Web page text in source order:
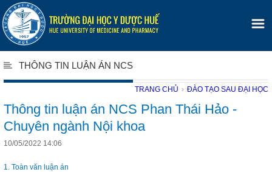
THÔNG TIN LUẬN ÁN NCS
TRANG CHỦ › ĐÀO TẠO SAU ĐẠI HỌC
Thông tin luận án NCS Phan Thái Hảo -
Chuyên ngành Nội khoa
10/05/2022 14:06
1. Toàn văn luận án